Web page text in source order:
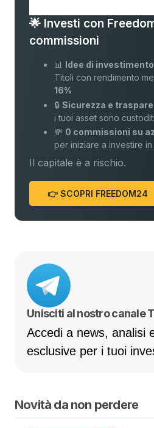
🌟 Investi con
commissioni
📊 Idee di
Titoli con rendimento
16%
🔒Sicurezza e
i tuoi asset sono
💸 0 commissioni su
per iniziare a investire
Il capitale è a rischio.
👉 SCOPRI FREEDOM24
Unisciti al nostro canale
Accedi a news, analisi
esclusive per i tuoi
Novità da non perdere